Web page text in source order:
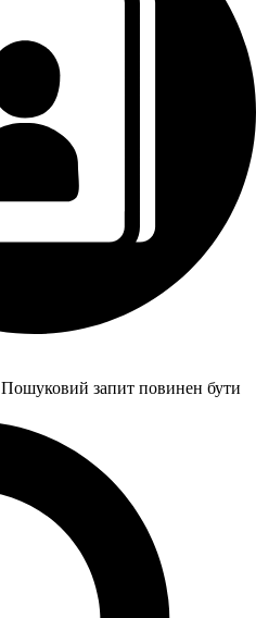
Пошуковий запит повинен бути